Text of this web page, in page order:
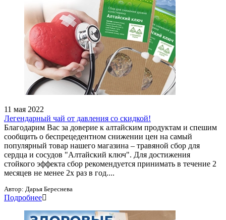
11 мая 2022
Легендарный чай от давления со скидкой!
Благодарим Вас за доверие к алтайским продуктам и спешим
сообщить о беспрецедентном снижении цен на самый
популярный товар нашего магазина – травяной сбор для
сердца и сосудов "Алтайский ключ". Для достижения
стойкого эффекта сбор рекомендуется принимать в течение 2
месяцев не менее 2х раз в год....
Автор: Дарья Береснева
Подробнее